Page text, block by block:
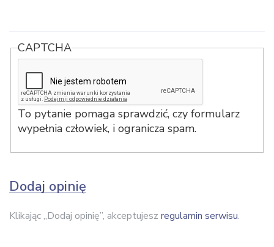
CAPTCHA
To pytanie pomaga sprawdzić, czy formularz
wypełnia człowiek, i ogranicza spam.
Dodaj opinię
Klikając „Dodaj opinię”, akceptujesz regulamin serwisu.